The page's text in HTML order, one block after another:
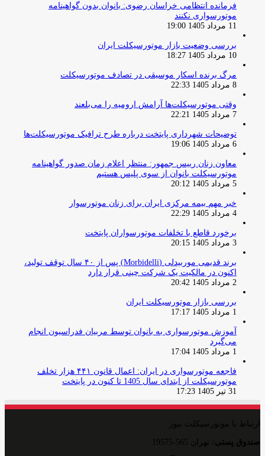
فرمانده انتظامی خراسان رضوی: بانوان بدون گواهینامه
موتورسواری نکنند
11 مرداد 1405 19:00
بررسی وضعیت بازار موتورسیکلت ایران
10 مرداد 1405 18:27
مرگ برنده اسکار موسیقی در تصادف موتورسیکلت
8 مرداد 1405 22:33
وقتی موتورسیکلت‌ها آرامش ارومیه را می‌بلعند
7 مرداد 1405 22:21
توضیحات شهرداری پایتخت درباره طرح ترافیک موتورسیکلت‌ها
6 مرداد 1405 19:06
معاون زنان رییس جمهور: منتظر اعلام زمان صدور گواهینامه
موتورسیکلت بانوان از سوی پلیس هستیم
5 مرداد 1405 20:12
خبر مهم بیمه مرکزی ایران برای زنان موتورسوار
4 مرداد 1405 22:29
برخورد قاطع با تخلفات موتورسواران پایتخت
3 مرداد 1405 20:15
برند قدیمی موربیدلی (Morbidelli) پس از ۴۰ سال توقف تولید،
اکنون در مالکیت یک شرکت چینی قرار دارد
2 مرداد 1405 20:42
بررسی بازار موتورسیکلت ایران
1 مرداد 1405 17:17
آموزش موتورسواری به بانوان توسط مربیان فدراسیون انجام
می‌گیرد
1 مرداد 1405 17:04
فاجعه موتورسواری در ایران: اعمال قانون ۴۴۱ هزار تخلف
موتورسیکلت از ابتدای سال 1405 تا کنون در پایتخت
31 تیر 1405 17:23
ارتباط با موتورسیکلت نیوز
صندوق پستی: تهران 565-19575